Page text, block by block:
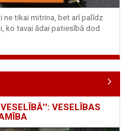
ne tikai mitrina, bet arī palīdz
ko tavai ādai patiesībā dod
VESELĪBAS